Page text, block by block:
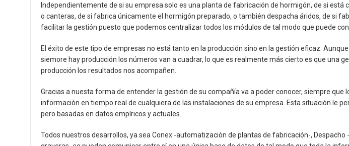
Independientemente de si su empresa solo es una planta de fabricación de hormigón, de si está
o canteras, de si fabrica únicamente el hormigón preparado, o también despacha áridos, de si
facilitar la gestión puesto que podemos centralizar todos los módulos de tal modo que puede
El éxito de este tipo de empresas no está tanto en la producción sino en la gestión eficaz.
siemore hay producción los números van a cuadrar, lo que es realmente más cierto es que una
producción los resultados nos acompañen.
Gracias a nuesta forma de entender la gestión de su compañía va a poder conocer, siempre que
información en tiempo real de cualquiera de las instalaciones de su empresa. Esta situación le
pero basadas en datos empíricos y actuales.
Todos nuestros desarrollos, ya sea Conex -automatización de plantas de fabricación-,